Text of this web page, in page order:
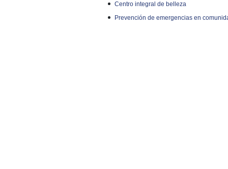
Centro integral de belleza
Prevención de emergencias en